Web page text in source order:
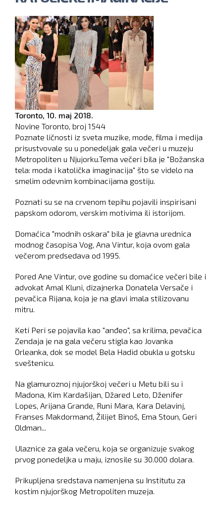
Toronto, 10. maj 2018.
Novine Toronto, broj 1544
Poznate ličnosti iz sveta muzike, mode, filma i medija
prisustvovale su u ponedeljak gala večeri u muzeju
Metropoliten u Njujorku.Tema večeri bila je "Božanska
tela: moda i katolička imaginacija" što se videlo na
smelim odevnim kombinacijama gostiju.
Poznati su se na crvenom tepihu pojavili inspirisani
papskom odorom, verskim motivima ili istorijom.
Domaćica "modnih oskara" bila je glavna urednica
modnog časopisa Vog, Ana Vintur, koja ovom gala
večerom predsedava od 1995.
Pored Ane Vintur, ove godine su domaćice večeri bile i
advokat Amal Kluni, dizajnerka Donatela Versače i
pevačica Rijana, koja je na glavi imala stilizovanu
mitru.
Keti Peri se pojavila kao "anđeo", sa krilima, pevačica
Zendaja je na gala večeru stigla kao Jovanka
Orleanka, dok se model Bela Hadid obukla u gotsku
sveštenicu.
Na glamuroznoj njujorškoj večeri u Metu bili su i
Madona, Kim Kardašijan, Džared Leto, Dženifer
Lopes, Arijana Grande, Runi Mara, Kara Delavinj,
Franses Makdormand, Žilijet Binoš, Ema Stoun, Geri
Oldman...
Ulaznice za gala večeru, koja se organizuje svakog
prvog ponedeljka u maju, iznosile su 30.000 dolara.
Prikupljena sredstava namenjena su Institutu za
kostim njujorškog Metropoliten muzeja.